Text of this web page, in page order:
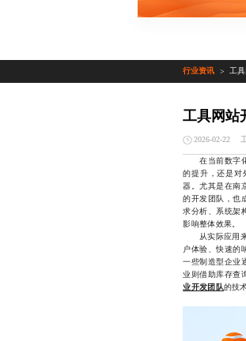
行业资讯 > 工
工具网站
2026-02-22
在当前数字化
的提升，还是对
器。尤其是在南
的开发团队，也
求分析、系统架
影响整体效果。
从实际应用来
户体验、快速的
一些制造型企业
业则借助库存查
业开发团队的技